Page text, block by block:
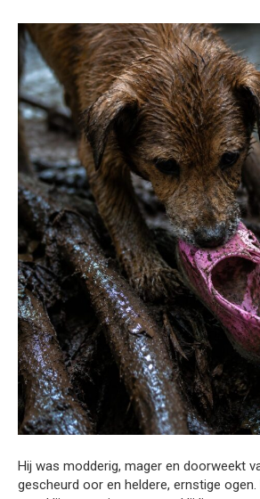
Hij was modderig, mager en doorweekt
gescheurd oor en heldere, ernstige